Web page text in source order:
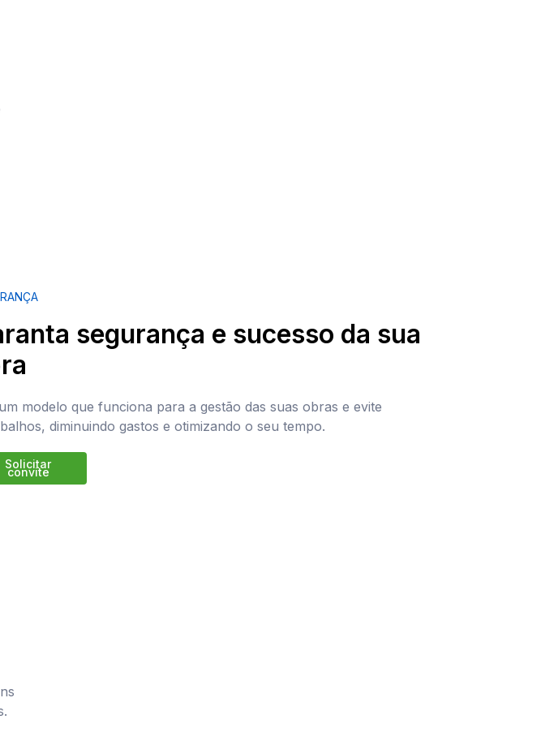
segurança e sucesso da sua
modelo que funciona para a gestão das suas obras e evite
diminuindo gastos e otimizando o seu tempo.
Solicitar
convite